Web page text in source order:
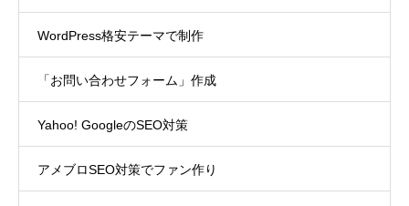
WordPress格安テーマで制作
「お問い合わせフォーム」作成
Yahoo! GoogleのSEO対策
アメブロSEO対策でファン作り